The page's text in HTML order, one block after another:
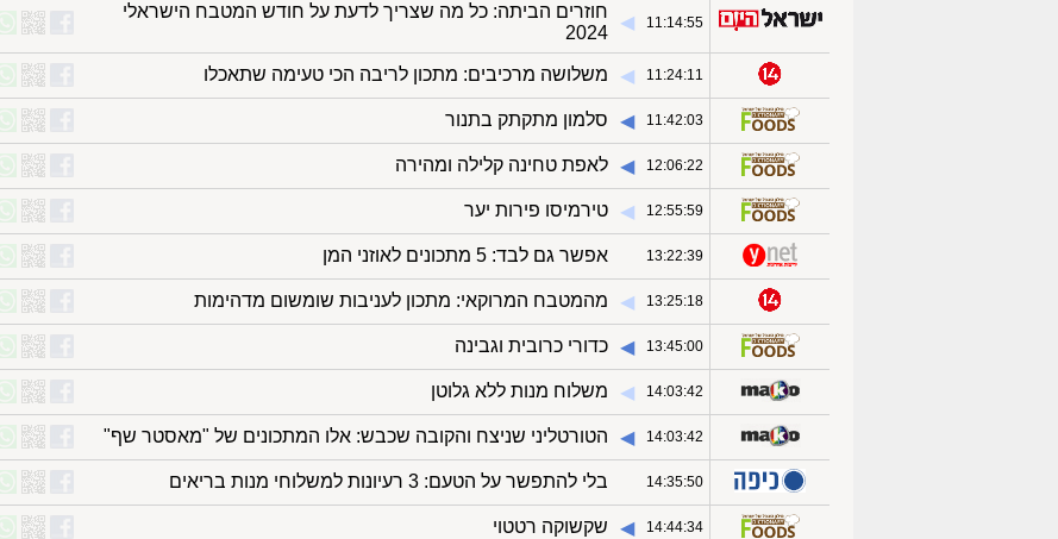
11:14:55
◀︎
חוזרים הביתה: כל מה שצריך לדעת על חודש המטבח הישראלי
2024
11:24:11
◀︎ משלושה מרכיבים: מתכון לריבה הכי טעימה שתאכלו
11:42:03
◀︎ סלמון מתקתק בתנור
12:06:22
◀︎ לאפת טחינה קלילה ומהירה
12:55:59
◀︎ טירמיסו פירות יער
13:22:39 אפשר גם לבד: 5 מתכונים לאוזני המן
13:25:18
◀︎ מהמטבח המרוקאי: מתכון לעניבות שומשום מדהימות
13:45:00
◀︎ כדורי כרובית וגבינה
14:03:42
◀︎ משלוח מנות ללא גלוטן
14:03:42
◀︎ הטורטליני שניצח והקובה שכבש: אלו המתכונים של "מאסטר שף"
14:35:50 בלי להתפשר על הטעם: 3 רעיונות למשלוחי מנות בריאים
14:44:34
◀︎ שקשוקה רטטוי